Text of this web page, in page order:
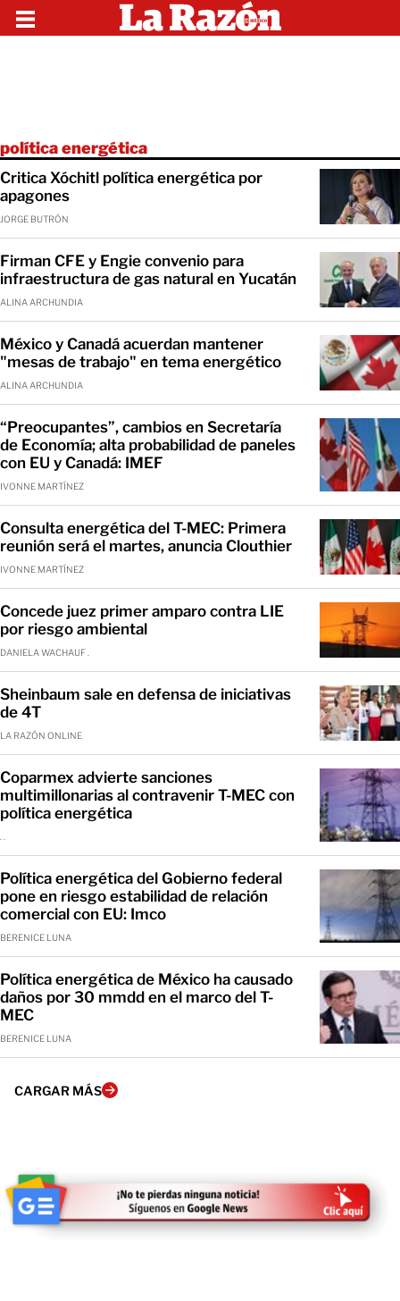
política energética
Critica Xóchitl política energética por
apagones
JORGE BUTRÓN
Firman CFE y Engie convenio para
infraestructura de gas natural en Yucatán
ALINA ARCHUNDIA
México y Canadá acuerdan mantener
"mesas de trabajo" en tema energético
ALINA ARCHUNDIA
“Preocupantes”, cambios en Secretaría
de Economía; alta probabilidad de paneles
con EU y Canadá: IMEF
IVONNE MARTÍNEZ
Consulta energética del T-MEC: Primera
reunión será el martes, anuncia Clouthier
IVONNE MARTÍNEZ
Concede juez primer amparo contra LIE
por riesgo ambiental
DANIELA WACHAUF .
Sheinbaum sale en defensa de iniciativas
de 4T
LA RAZÓN ONLINE
Coparmex advierte sanciones
multimillonarias al contravenir T-MEC con
política energética
Política energética del Gobierno federal
pone en riesgo estabilidad de relación
comercial con EU: Imco
BERENICE LUNA
Política energética de México ha causado
daños por 30 mmdd en el marco del T-
MEC
BERENICE LUNA
CARGAR MÁS